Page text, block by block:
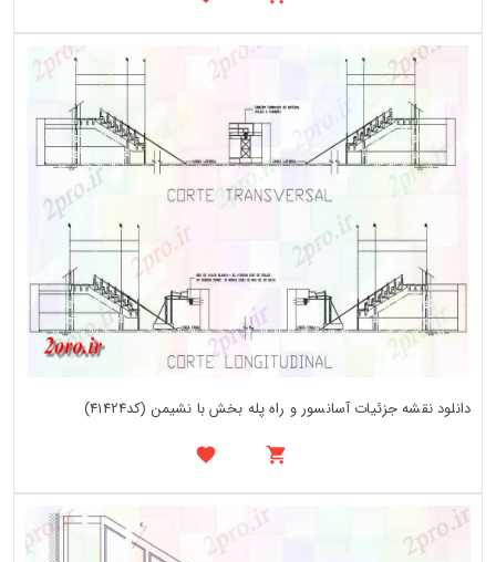
دانلود نقشه جزئیات آسانسور و راه پله بخش با نشیمن (کد41424)